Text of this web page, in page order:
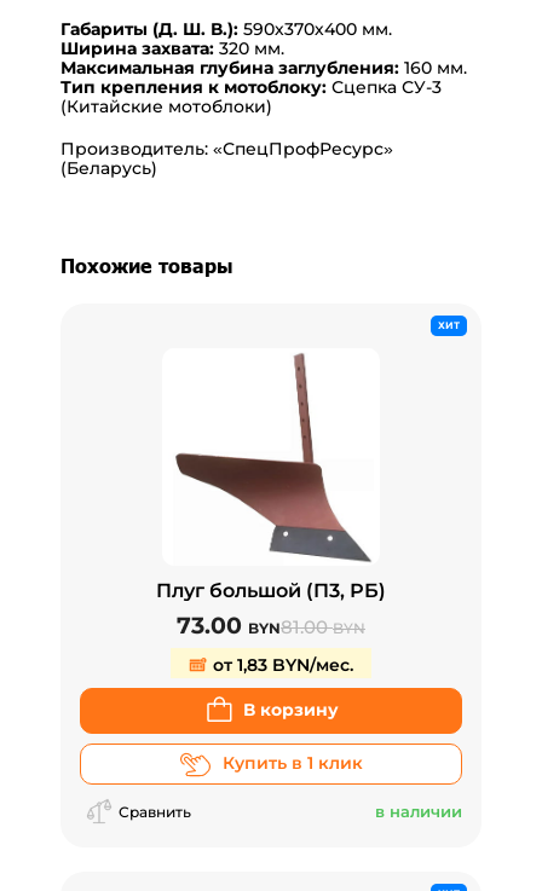
Габариты (Д. Ш. В.): 590х370х400 мм.
Ширина захвата: 320 мм.
Максимальная глубина заглубления: 160 мм.
Тип крепления к мотоблоку: Сцепка СУ-3
(Китайские мотоблоки)
Производитель: «СпецПрофРесурс»
(Беларусь)
Похожие товары
ХИТ
Плуг большой (П3, РБ)
73.00 BYN81.00BYN
от 1,83 BYN/мес.
В корзину
Купить в 1 клик
Сравнить в наличии